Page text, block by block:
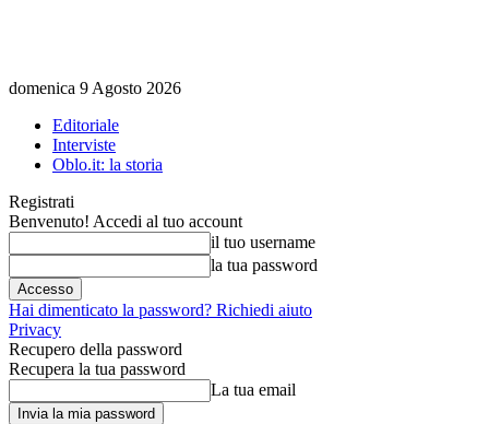
domenica 9 Agosto 2026
Editoriale
Interviste
Oblo.it: la storia
Registrati
Benvenuto! Accedi al tuo account
il tuo username
la tua password
Hai dimenticato la password? Richiedi aiuto
Privacy
Recupero della password
Recupera la tua password
La tua email